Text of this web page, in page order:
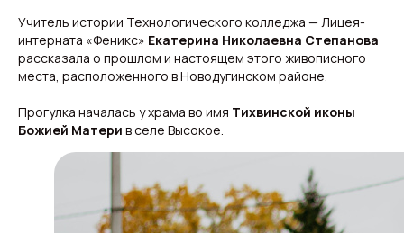
Учитель истории Технологического колледжа — Лицея-
интерната «Феникс» Екатерина Николаевна Степанова
рассказала о прошлом и настоящем этого живописного
места, расположенного в Новодугинском районе.
Прогулка началась у храма во имя Тихвинской иконы
Божией Матери в селе Высокое.